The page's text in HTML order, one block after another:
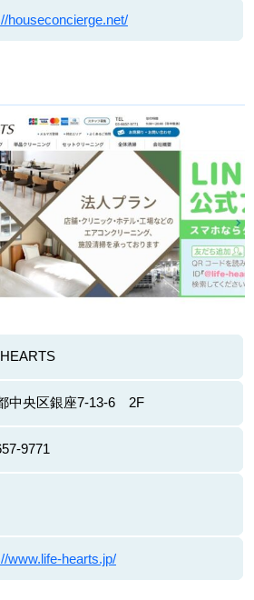
houseconcierge.net/
中央区銀座7-13-6 2F
9771
www.life-hearts.jp/